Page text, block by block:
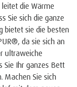
die Wärme
Sie sich die ganze
bietet sie die besten
da sie sich an
ultraweiche
Sie Ihr ganzes Bett
Machen Sie sich